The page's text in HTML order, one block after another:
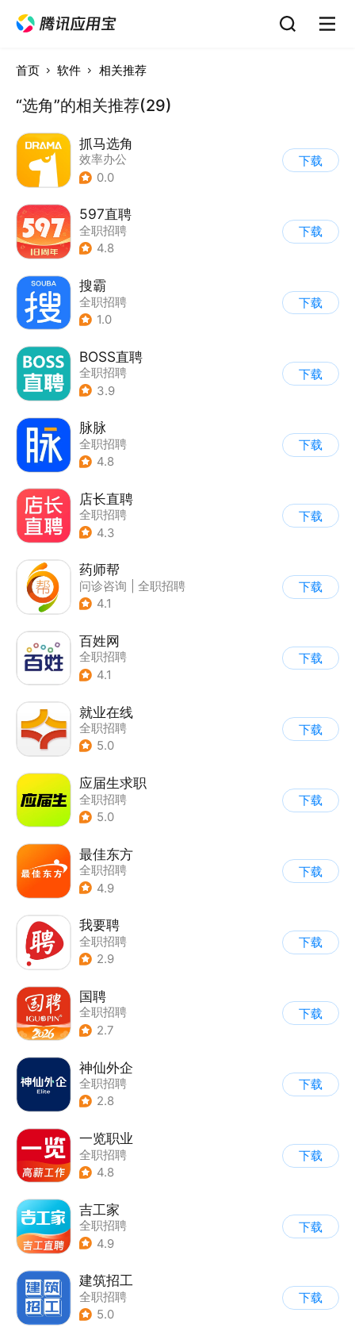
首页 软件 相关推荐
“选角”的相关推荐(29)
抓马选角
效率办公
0.0
下载
597直聘
全职招聘
4.8
下载
搜霸
全职招聘
1.0
下载
BOSS直聘
全职招聘
3.9
下载
脉脉
全职招聘
4.8
下载
店长直聘
全职招聘
4.3
下载
药师帮
问诊咨询
全职招聘
4.1
下载
百姓网
全职招聘
4.1
下载
就业在线
全职招聘
5.0
下载
应届生求职
全职招聘
5.0
下载
最佳东方
全职招聘
4.9
下载
我要聘
全职招聘
2.9
下载
国聘
全职招聘
2.7
下载
神仙外企
全职招聘
2.8
下载
一览职业
全职招聘
4.8
下载
吉工家
全职招聘
4.9
下载
建筑招工
全职招聘
5.0
下载